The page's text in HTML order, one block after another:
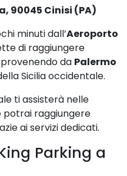
90045 Cinisi (PA)
minuti dall’Aeroporto
di raggiungere
da Palermo
Sicilia occidentale.
ti assisterà nelle
potrai raggiungere
ai servizi dedicati.
Parking a